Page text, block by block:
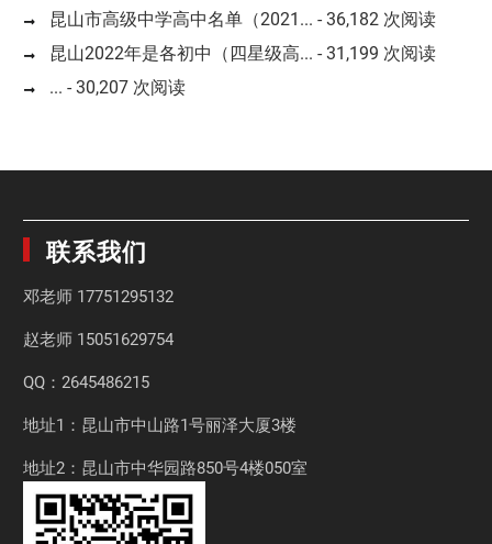
昆山市高级中学高中名单（2021... - 36,182 次阅读
昆山2022年是各初中（四星级高... - 31,199 次阅读
... - 30,207 次阅读
联系我们
邓老师 17751295132
赵老师 15051629754
QQ：2645486215
地址1：昆山市中山路1号丽泽大厦3楼
地址2：昆山市中华园路850号4楼050室